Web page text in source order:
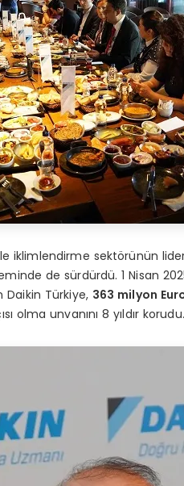
iklimlendirme sektörünün
de sürdürdü. 1 Nisan
Daikin Türkiye, 363 milyon
olma unvanını 8 yıldır korudu.